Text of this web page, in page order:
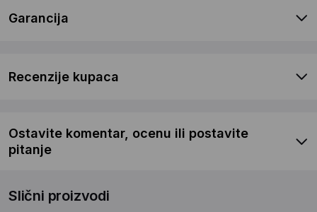
Garancija
Recenzije kupaca
Ostavite komentar, ocenu ili postavite
pitanje
Slični proizvodi